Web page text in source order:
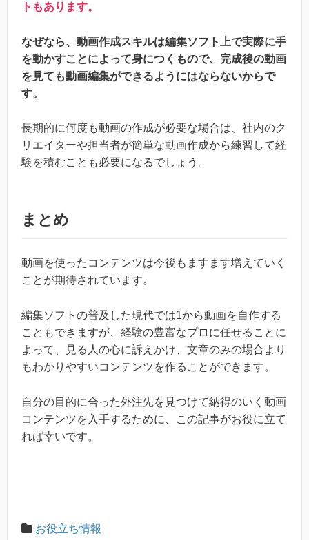
トもあります。
なぜなら、動画作成スキルは編集ソフト上で実際に手
を動かすことによって身につくもので、完成後の動画
を見ても動画編集ができるようにはならないからで
す。
長期的に何度も動画の作成が必要な場合は、社内のク
リエイターや担当者が簡単な動画作成から練習して経
験を積むことも必要になるでしょう。
まとめ
動画を使ったコンテンツは今後もますます増えていく
ことが期待されています。
編集ソフトの普及した現代では1から動画を自作する
こともできますが、経験の豊富なプロに任せることに
よって、見る人の心に訴えかけ、文章のみの場合より
もわかりやすいコンテンツを作ることができます。
自分の目的に合った外注先を見つけて納得のいく動画
コンテンツを入手するために、この記事がお役に立て
れば幸いです。
お役立ち情報